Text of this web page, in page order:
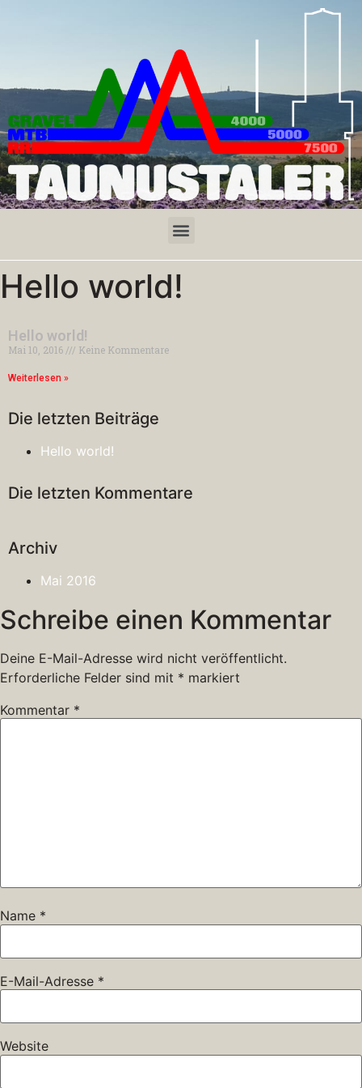
Hello world!
Hello world!
Mai 10, 2016 Keine Kommentare
Weiterlesen »
Die letzten Beiträge
Hello world!
Die letzten Kommentare
Archiv
Mai 2016
Schreibe einen Kommentar
Deine E-Mail-Adresse wird nicht veröffentlicht.
Erforderliche Felder sind mit * markiert
Kommentar *
Name *
E-Mail-Adresse *
Website